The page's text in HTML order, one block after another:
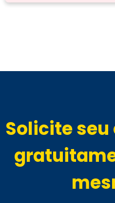
Solicite